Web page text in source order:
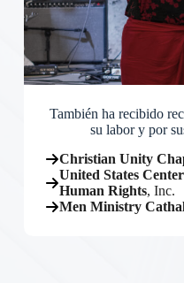
También ha recibido
su labor y por
Christian Unity
United States
Human Rights, Inc.
Men Ministry